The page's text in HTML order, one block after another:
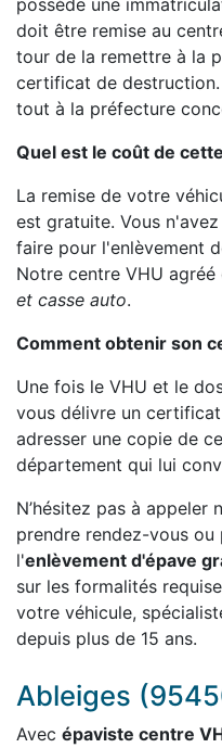
possède une
doit être remise au
tour de la remettre à la
certificat de
tout à la préfecture
Quel est le coût de
La remise de votre
est gratuite. Vous
faire pour l'enlèvement
Notre centre VHU agréé
et casse auto.
Comment obtenir son
Une fois le VHU et le
vous délivre un
adresser une copie de
département qui lui
N’hésitez pas à appeler
prendre rendez-vous
l'enlèvement d'épave
sur les formalités
votre véhicule,
depuis plus de 15 ans.
Ableiges
Avec épaviste centre